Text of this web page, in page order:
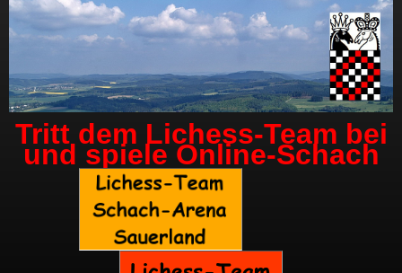
Tritt dem Lichess-Team bei
und spiele Online-Schach